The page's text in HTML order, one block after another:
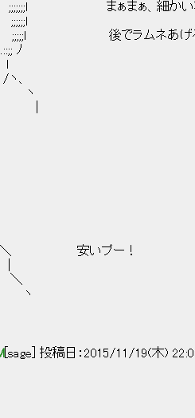
まぁ、細かい事は言
後でラムネあげるか
ﾉ
、
ヽ
|
＼ 安いプー！
[sage] 投稿日：2015/11/19(木)